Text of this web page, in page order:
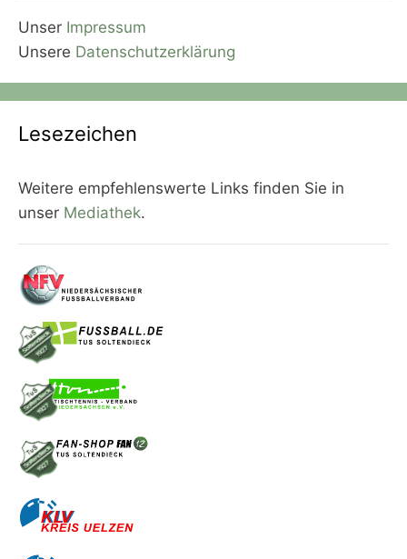
Unser Impressum
Unsere Datenschutzerklärung
Lesezeichen
Weitere empfehlenswerte Links finden Sie in
unser Mediathek.